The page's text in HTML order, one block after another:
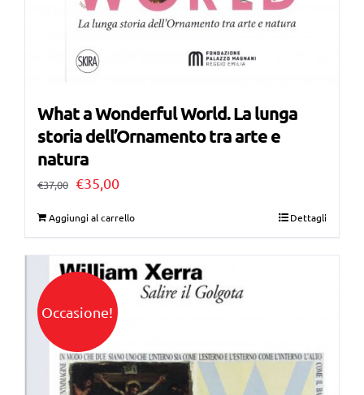
What a Wonderful World. La lunga
storia dell’Ornamento tra arte e
natura
€37,00 Il
era:
€37,00.
€35,00Il
€35,00.
Aggiungi al carrello Dettagli
Occasione!